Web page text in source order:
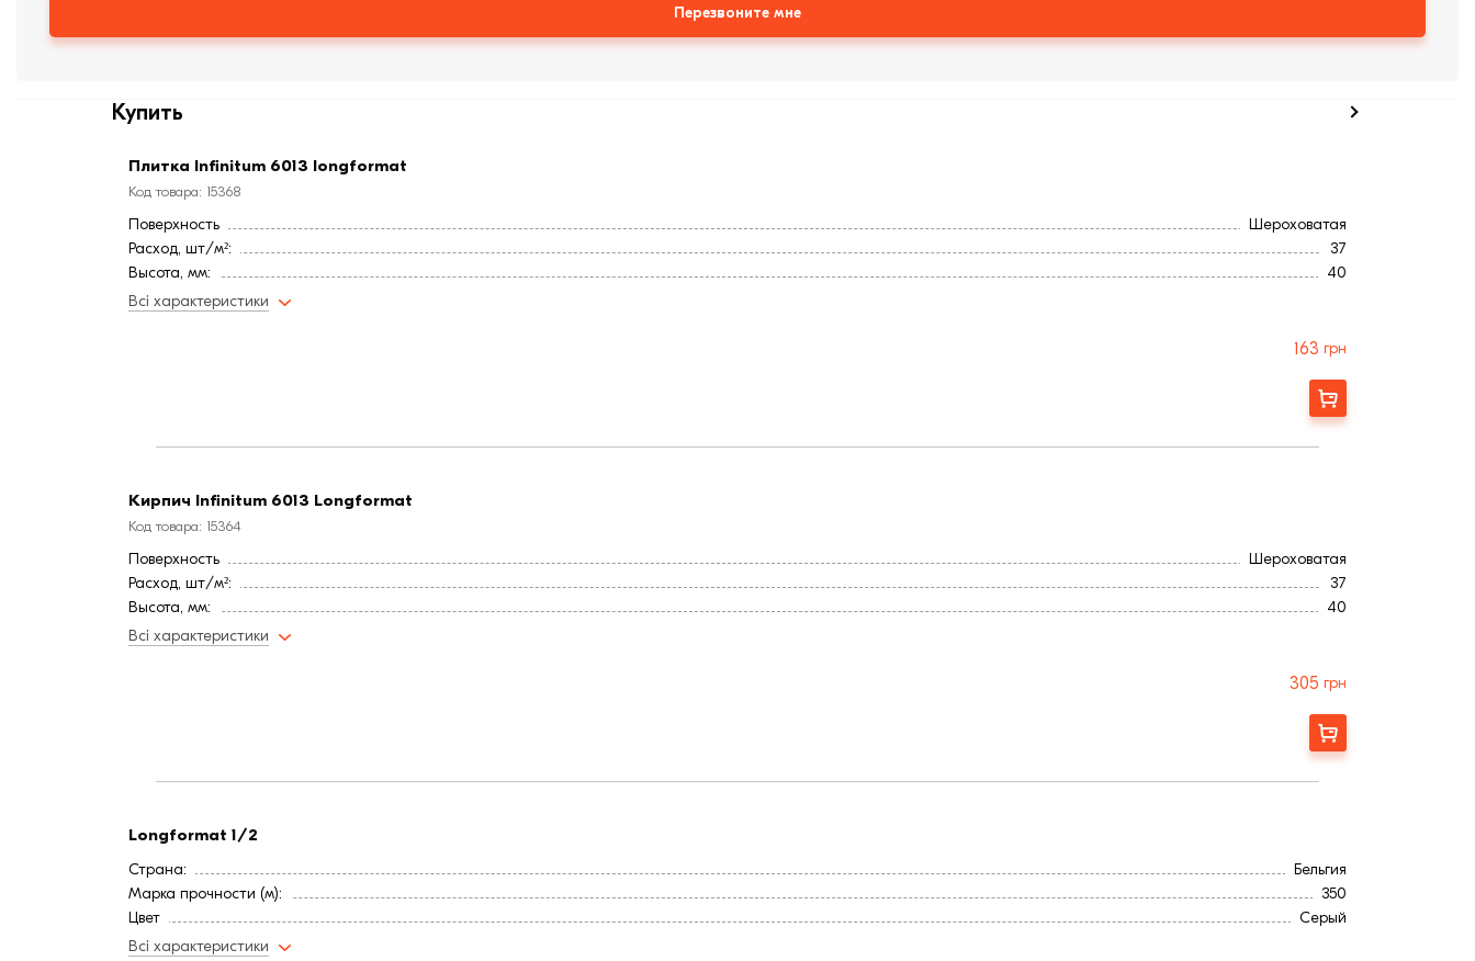
Перезвоните мне
Купить
Плитка Infinitum 6013 longformat
Код товара: 15368
Поверхность
Шероховатая
Расход, шт/м²:
37
Высота, мм:
40
Длина, мм:
25,0
350
Серый
Фактура
Гладкая
Всі характеристики
163 грн
Заказать
Кирпич Infinitum 6013 Longformat
Код товара: 15364
Поверхность
Шероховатая
Расход, шт/м²:
37
Высота, мм:
40
Длина, мм:
100
350
Серый
Фактура
Гладкая
Всі характеристики
305 грн
Заказать
Longformat 1/2
Страна:
Бельгия
Марка прочности (м):
350
Цвет
Серый
Фактура
Всі характеристики